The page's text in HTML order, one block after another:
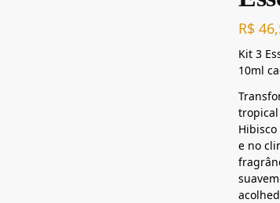
R$
Kit 3
10ml
tropical
e no